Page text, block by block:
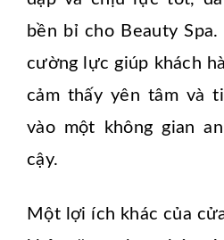
bền bỉ cho Beauty
cường lực giúp khách
cảm thấy yên tâm và
vào một không gian
cậy.
Một lợi ích khác của